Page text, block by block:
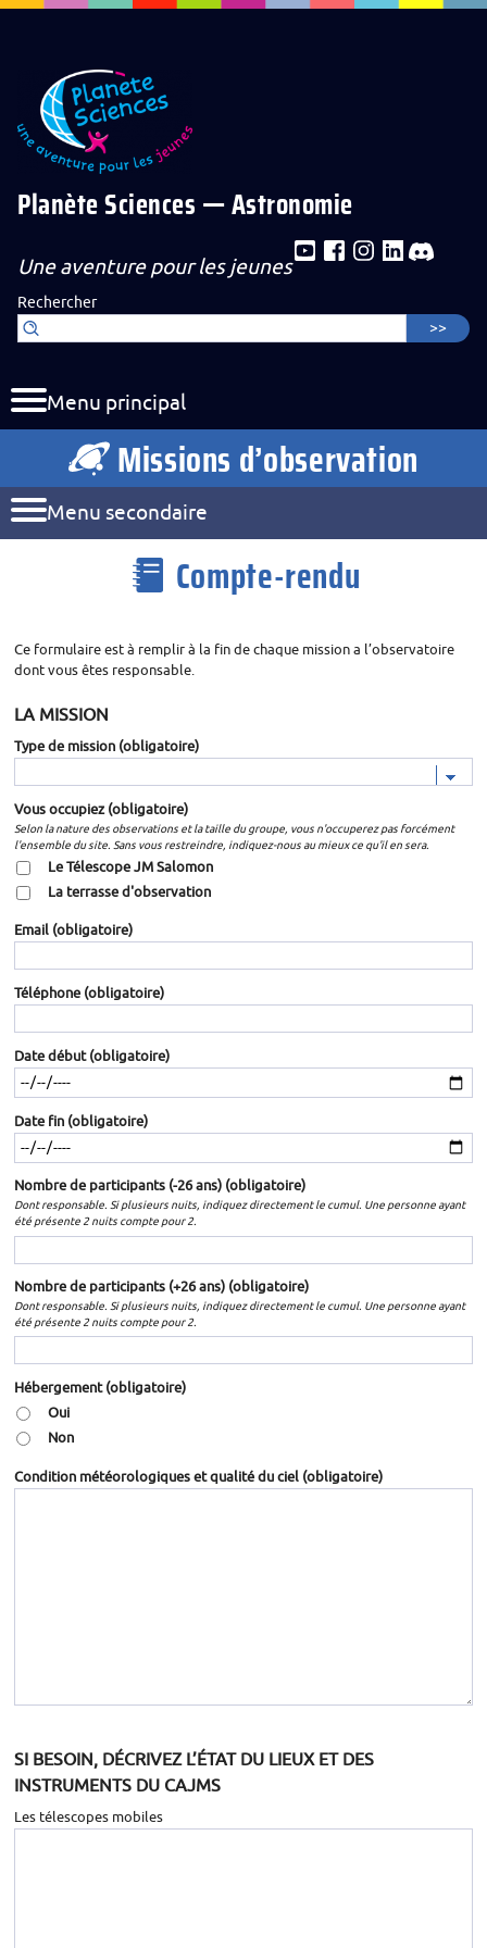
Aller au contenu de la page
Aller au formulaire de recherche
Planète Sciences — Astronomie
Une aventure pour les jeunes
Rechercher
Menu principal
Missions d’observation
Menu secondaire
Compte-rendu
Ce formulaire est à remplir à la fin de chaque mission a l’observatoire
dont vous êtes responsable.
LA MISSION
Type de mission (obligatoire)
Vous occupiez(obligatoire)
Selon la nature des observations et la taille du groupe, vous n'occuperez pas forcément
l'ensemble du site. Sans vous restreindre, indiquez-nous au mieux ce qu'il en sera.
Le Télescope JM Salomon
La terrasse d'observation
Email (obligatoire)
Téléphone (obligatoire)
Date début(obligatoire)
Date fin (obligatoire)
Nombre de participants (-26 ans) (obligatoire)
Dont responsable. Si plusieurs nuits, indiquez directement le cumul. Une personne ayant
été présente 2 nuits compte pour 2.
Nombre de participants (+26 ans) (obligatoire)
Dont responsable. Si plusieurs nuits, indiquez directement le cumul. Une personne ayant
été présente 2 nuits compte pour 2.
Hébergement(obligatoire)
Oui
Non
Condition météorologiques et qualité du ciel (obligatoire)
SI BESOIN, DÉCRIVEZ L’ÉTAT DU LIEUX ET DES
INSTRUMENTS DU CAJMS
Les télescopes mobiles